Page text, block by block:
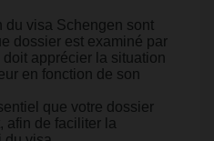
du visa Schengen sont
dossier est examiné par
apprécier la situation
en fonction de son
que votre dossier
afin de faciliter la